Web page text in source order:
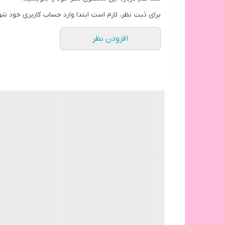
برای ثبت نظر، لازم است ابتدا وارد حساب کاربری خود
افزودن نظر